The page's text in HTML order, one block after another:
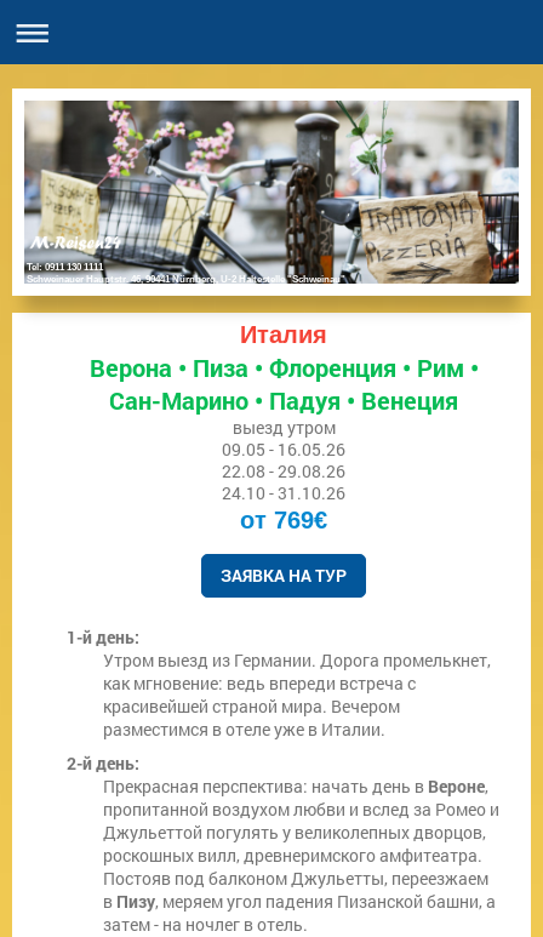
Tel: 0911 130 1111
Schweinauer Hauptstr. 46, 90441 Nürnberg, U-2 Haltestelle "Schweinau"
Италия
Верона • Пиза • Флоренция • Рим •
Сан-Марино • Падуя • Венеция
выезд утром
09.05 - 16.05.26
22.08 - 29.08.26
24.10 - 31.10.26
от 769€
ЗАЯВКА НА ТУР
1-й день:
Утром выезд из Германии. Дорога промелькнет,
как мгновение: ведь впереди встреча с
красивейшей страной мира. Вечером
разместимся в отеле уже в Италии.
2-й день:
Прекрасная перспектива: начать день в Вероне,
пропитанной воздухом любви и вслед за Ромео и
Джульеттой погулять у великолепных дворцов,
роскошных вилл, древнеримского амфитеатра.
Постояв под балконом Джульетты, переезжаем
в Пизу, меряем угол падения Пизанской башни, а
затем - на ночлег в отель.